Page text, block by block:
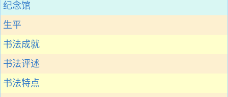
纪念馆
生平
书法成就
书法评述
书法特点